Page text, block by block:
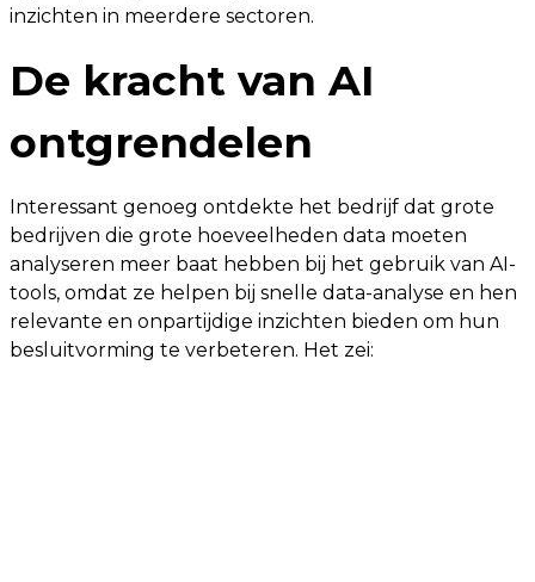
inzichten in meerdere sectoren.
De kracht van AI
ontgrendelen
Interessant genoeg ontdekte het bedrijf dat grote
bedrijven die grote hoeveelheden data moeten
analyseren meer baat hebben bij het gebruik van AI-
tools, omdat ze helpen bij snelle data-analyse en hen
relevante en onpartijdige inzichten bieden om hun
besluitvorming te verbeteren. Het zei: